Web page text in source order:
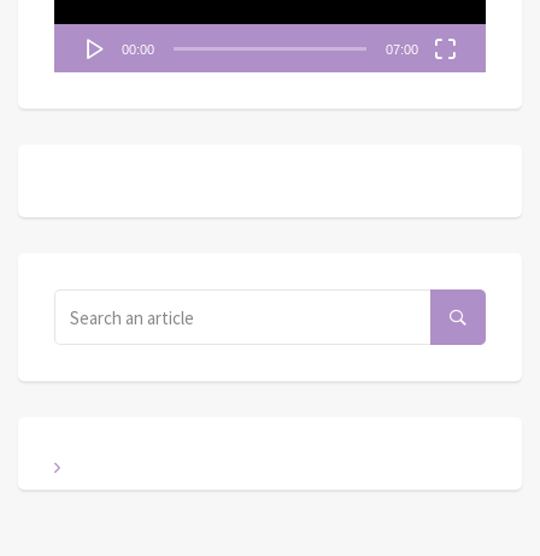
00:00 07:00